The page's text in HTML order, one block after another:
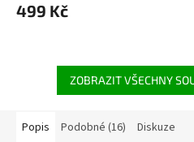
499 Kč
ZOBRAZIT VŠECHNY
Popis Podobné (16) Diskuze